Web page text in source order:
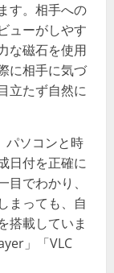
す。相手への
ューがしやす
な磁石を使用
に相手に気づ
立たず自然に
パソコンと時
日付を正確に
でわかり、
まっても、自
搭載していま
」「VLC